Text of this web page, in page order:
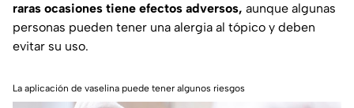
raras ocasiones tiene efectos adversos, aunque algunas
personas pueden tener una alergia al tópico y deben
evitar su uso.
La aplicación de vaselina puede tener algunos riesgos